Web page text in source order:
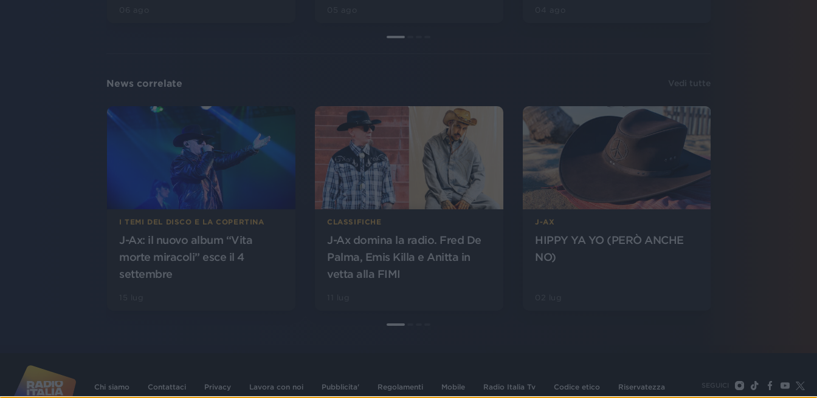
News correlate Vedi tutte
I TEMI DEL DISCO E LA COPERTINA
J-Ax: il nuovo album “Vita
morte miracoli” esce il 4
settembre
CLASSIFICHE
J-Ax domina la radio. Fred De
Palma, Emis Killa e Anitta in
vetta alla FIMI
J-AX
HIPPY YA YO (PERÒ ANCHE
NO)
Chi siamo Contattaci Privacy Lavora con noi Pubblicita' Regolamenti Mobile Radio Italia Tv Codice etico Riservatezza SEGUICI